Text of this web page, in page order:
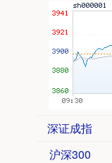
深证成指
沪深300